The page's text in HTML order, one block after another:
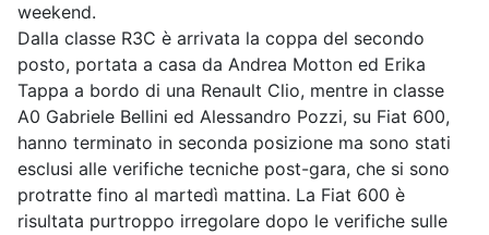
weekend.
Dalla classe R3C è arrivata la coppa del secondo
posto, portata a casa da Andrea Motton ed Erika
Tappa a bordo di una Renault Clio, mentre in classe
A0 Gabriele Bellini ed Alessandro Pozzi, su Fiat 600,
hanno terminato in seconda posizione ma sono stati
esclusi alle verifiche tecniche post-gara, che si sono
protratte fino al martedì mattina. La Fiat 600 è
risultata purtroppo irregolare dopo le verifiche sulle